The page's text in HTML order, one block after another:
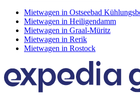
Mietwagen in Ostseebad
Mietwagen in Heiligendamm
Mietwagen in Graal-Müritz
Mietwagen in Rerik
Mietwagen in Rostock